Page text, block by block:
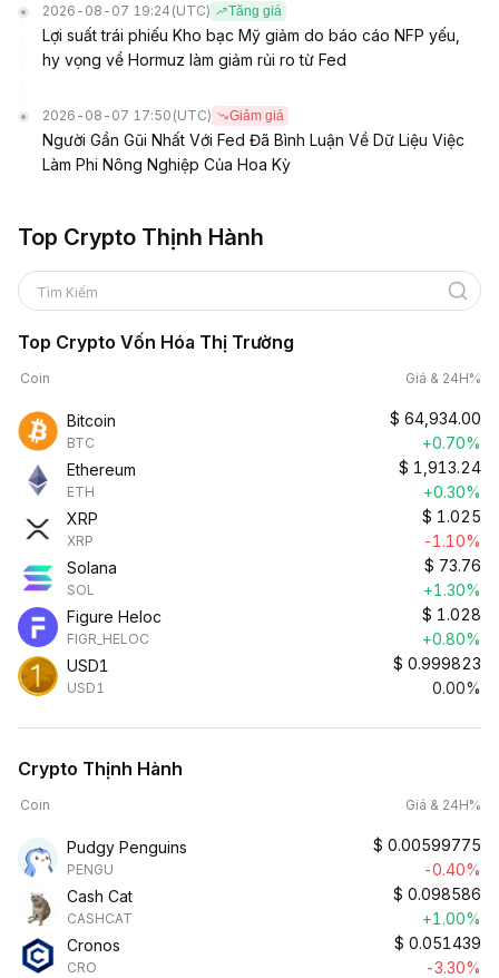
2026-08-07 19:24 (UTC) Tăng giá
Lợi suất trái phiếu Kho bạc Mỹ giảm do báo cáo NFP yếu,
hy vọng về Hormuz làm giảm rủi ro từ Fed
2026-08-07 17:50 (UTC) Giảm giá
Người Gần Gũi Nhất Với Fed Đã Bình Luận Về Dữ Liệu Việc
Làm Phi Nông Nghiệp Của Hoa Kỳ
Top Crypto Thịnh Hành
Tìm Kiếm
Top Crypto Vốn Hóa Thị Trường
Coin Giá & 24H%
Bitcoin
BTC
$ 64,934.00
+0.70%
Ethereum
ETH
$ 1,913.24
+0.30%
XRP
XRP
$ 1.025
-1.10%
Solana
SOL
$ 73.76
+1.30%
Figure Heloc
FIGR_HELOC
$ 1.028
+0.80%
USD1
USD1
$ 0.999823
0.00%
Crypto Thịnh Hành
Coin Giá & 24H%
Pudgy Penguins
PENGU
$ 0.00599775
-0.40%
Cash Cat
CASHCAT
$ 0.098586
+1.00%
Cronos
CRO
$ 0.051439
-3.30%